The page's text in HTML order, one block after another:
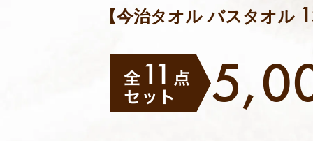
【今治タオル バスタオル 1